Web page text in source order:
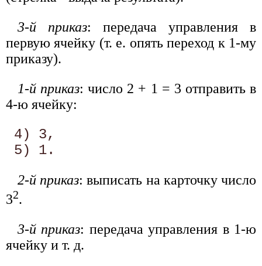
3-й приказ: передача управления в
первую ячейку (т. е. опять переход к 1-му
приказу).
1-й приказ: число 2 + 1 = 3 отправить в
4-ю ячейку:
4) 3,
2-й приказ: выписать на карточку число
32.
3-й приказ: передача управления в 1-ю
ячейку и т. д.